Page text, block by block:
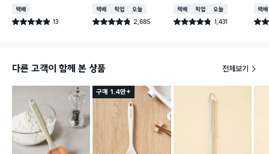
채반 19 cm
택배배송
별점 4.9점 13
건 작성
택배배송매장픽업오늘배송
별점 4.8점 2,685
건 작성
츌러
택배배송매장픽업오늘배송
별점 4.8점 1,431
건 작성
택배
별점
다른 고객이 함께 본 상품 전체보기
구매 1.4만+